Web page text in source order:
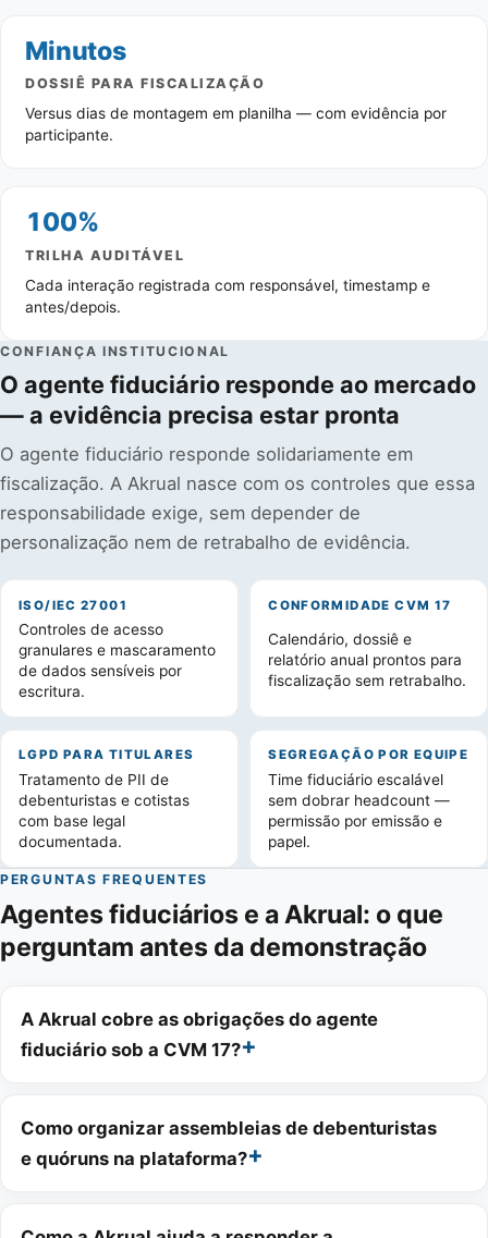
Minutos
DOSSIÊ PARA FISCALIZAÇÃO
Versus dias de montagem em planilha — com evidência por
participante.
100%
TRILHA AUDITÁVEL
Cada interação registrada com responsável, timestamp e
antes/depois.
CONFIANÇA INSTITUCIONAL
O agente fiduciário responde ao mercado
— a evidência precisa estar pronta
O agente fiduciário responde solidariamente em
fiscalização. A Akrual nasce com os controles que essa
responsabilidade exige, sem depender de
personalização nem de retrabalho de evidência.
ISO/IEC 27001
Controles de acesso
granulares e mascaramento
de dados sensíveis por
escritura.
CONFORMIDADE CVM 17
Calendário, dossiê e
relatório anual prontos para
fiscalização sem retrabalho.
LGPD PARA TITULARES
Tratamento de PII de
debenturistas e cotistas
com base legal
documentada.
SEGREGAÇÃO POR EQUIPE
Time fiduciário escalável
sem dobrar headcount —
permissão por emissão e
papel.
PERGUNTAS FREQUENTES
Agentes fiduciários e a Akrual: o que
perguntam antes da demonstração
A Akrual cobre as obrigações do agente
fiduciário sob a CVM 17?
Como organizar assembleias de debenturistas
e quóruns na plataforma?